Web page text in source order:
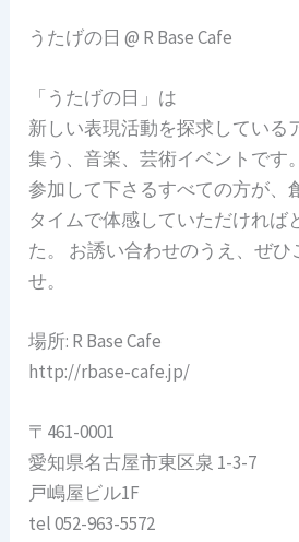
うたげの日 @ R Base Cafe
「うたげの日」は
新しい表現活動を探求している
集う、音楽、芸術イベントです。
参加して下さるすべての方が、
タイムで体感していただければ
た。 お誘い合わせのうえ、ぜひ
せ。
場所: R Base Cafe
http://rbase-cafe.jp/
〒461-0001
愛知県名古屋市東区泉 1-3-7
戸嶋屋ビル1F
tel 052-963-5572